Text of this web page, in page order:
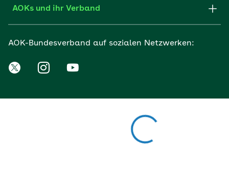
AOKs und ihr Verband
AOK-Bundesverband auf sozialen Netzwerken: